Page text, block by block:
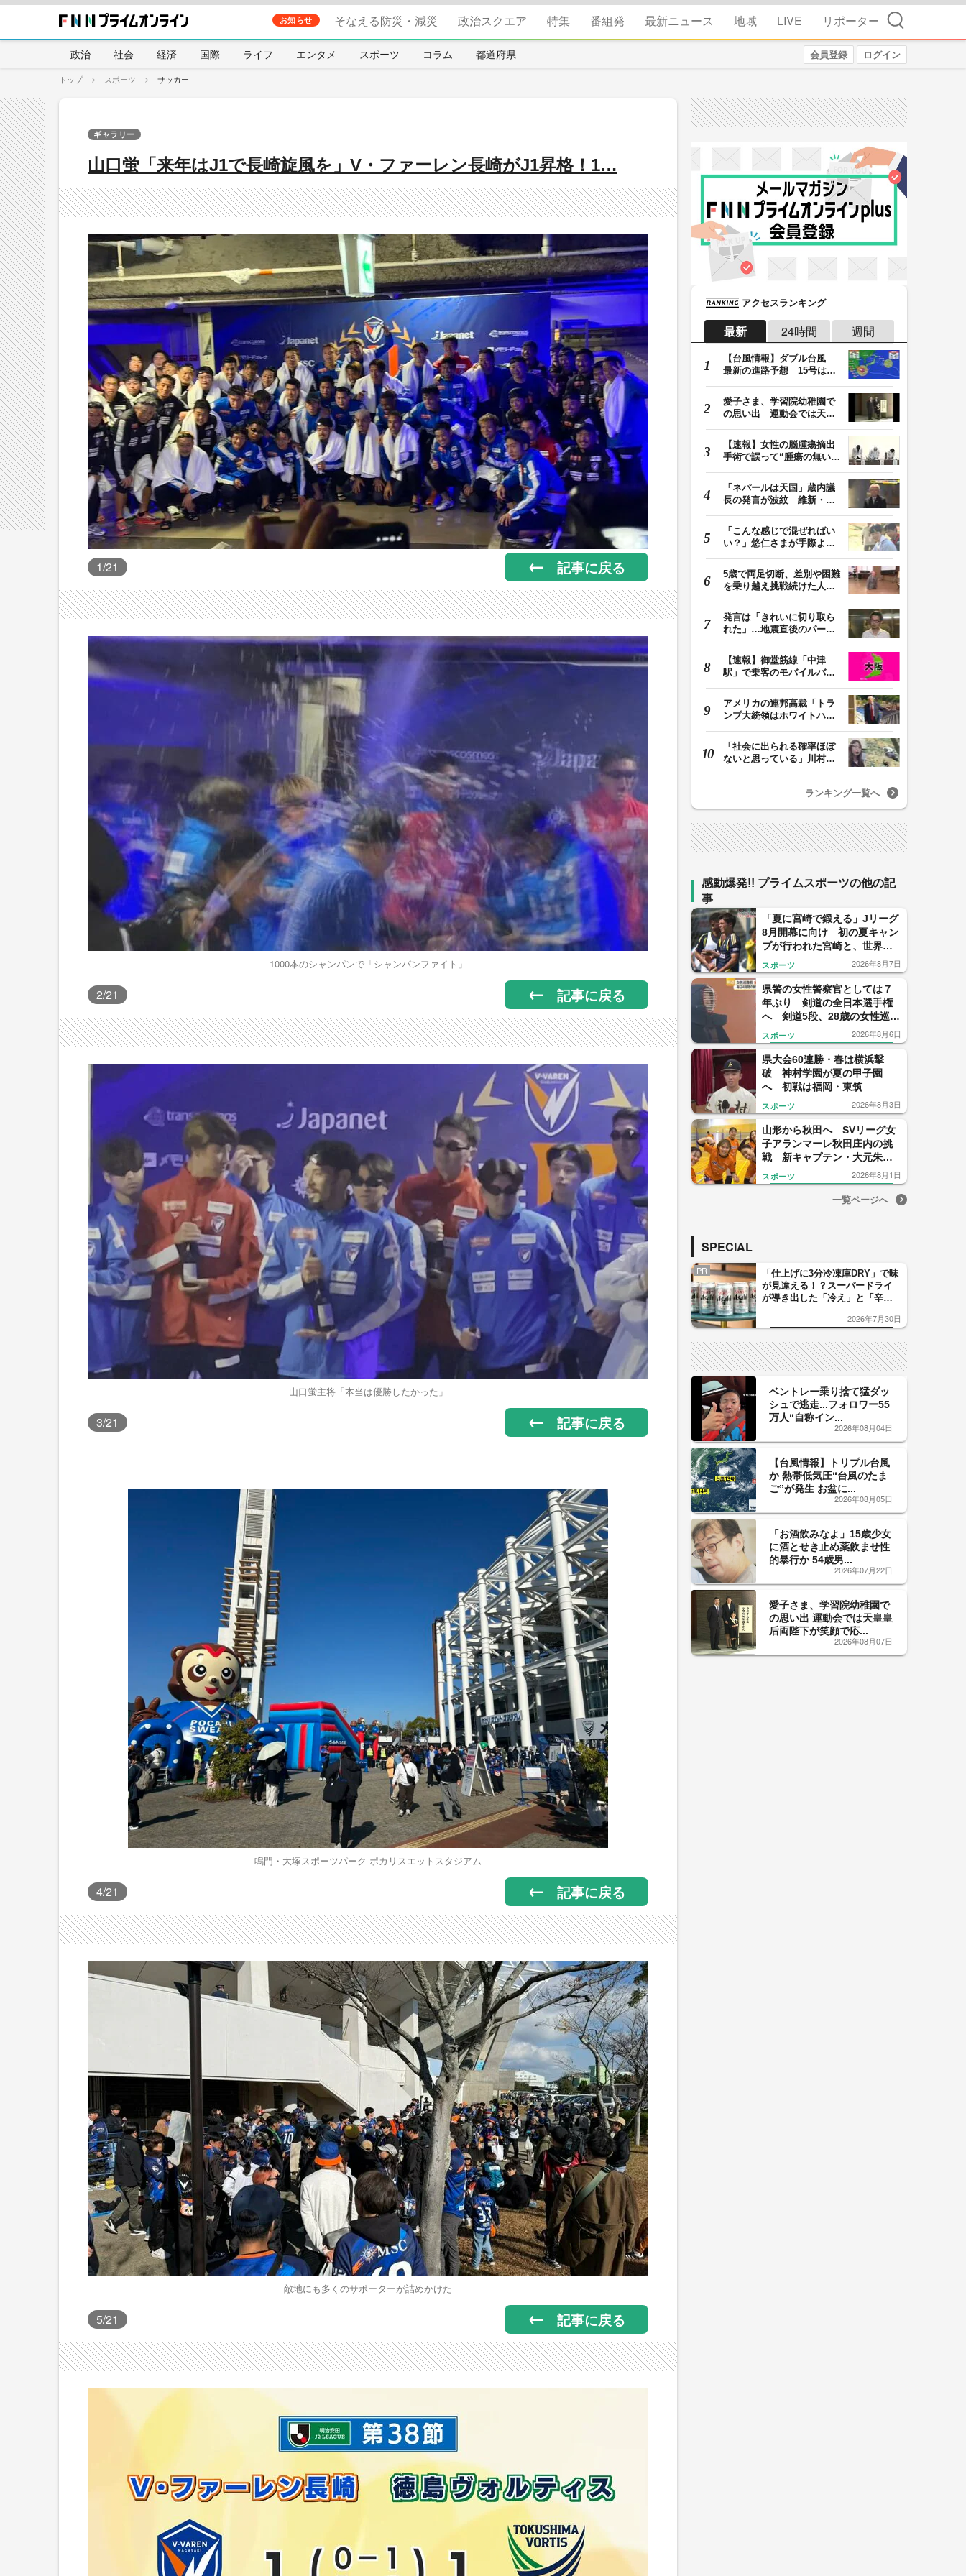
お知らせ そなえる防災・減災 政治スクエア 特集 番組発 最新ニュース 地域 LIVE リポーター 検索
政治 社会 経済 国際 ライフ エンタメ スポーツ コラム 都道府県 会員登録 ログイン
トップ スポーツ サッカー
山口蛍「来年はJ1で長崎旋風を」V・ファーレン長崎がJ1昇格！1…
ギャラリー
1/21 記事に戻る
1000本のシャンパンで「シャンパンファイト」
2/21 記事に戻る
山口蛍主将「本当は優勝したかった」
3/21 記事に戻る
鳴門・大塚スポーツパーク ポカリスエットスタジアム
4/21 記事に戻る
敵地にも多くのサポーターが詰めかけた
5/21 記事に戻る
アクセスランキング
最新 24時間 週間
【台風情報】ダブル台風
最新の進路予想 15号は北
愛子さま、学習院幼稚園で
の思い出 運動会では天皇
【速報】女性の脳腫瘍摘出
手術で誤って“腫瘍の無い部
「ネパールは天国」蔵内議
長の発言が波紋 維新・吉
「こんな感じで混ぜればい
い？」悠仁さまが手際よく
5歳で両足切断、差別や困難
を乗り越え挑戦続けた人
発言は「きれいに切り取ら
れた」…地震直後のパーテ
【速報】御堂筋線「中津
駅」で乗客のモバイルバッ
アメリカの連邦高裁「トラ
ンプ大統領はホワイトハウ
「社会に出られる確率ほぼ
ないと思っている」川村葉
ランキング一覧へ
感動爆発!! プライムスポーツの他の記
事
「夏に宮崎で鍛える」Jリーグ
8月開幕に向け 初の夏キャン
プが行われた宮崎と、世界基
準を目指す日本サッカーの挑
戦
スポーツ 2026年8月7日
県警の女性警察官としては７
年ぶり 剣道の全日本選手権
へ 剣道5段、28歳の女性巡査
長の得意技は“裏から打つ面”
スポーツ 2026年8月6日
県大会60連勝・春は横浜撃
破 神村学園が夏の甲子園
へ 初戦は福岡・東筑
スポーツ 2026年8月3日
山形から秋田へ SVリーグ女
子アランマーレ秋田庄内の挑
戦 新キャプテン・大元朱菜
選手が語る“山形への感謝”と
新天地への決意
スポーツ 2026年8月1日
一覧ページへ
SPECIAL
PR
「仕上げに3分冷凍庫DRY」で味
が見違える！？スーパードライ
が導き出した「冷え」と「辛
した「辛口カーブ」が飲み頃の
2026年7月30日
ベントレー乗り捨て猛ダッ
シュで逃走...フォロワー55
万人“自称イン...
2026年08月04日
【台風情報】トリプル台風
か 熱帯低気圧“台風のたま
ご”が発生 お盆に...
2026年08月05日
「お酒飲みなよ」15歳少女
に酒とせき止め薬飲ませ性
的暴行か 54歳男...
2026年07月22日
愛子さま、学習院幼稚園で
の思い出 運動会では天皇皇
后両陛下が笑顔で応...
2026年08月07日